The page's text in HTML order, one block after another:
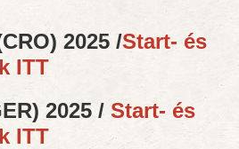
2025 /Start- és
ITT
2025 / Start- és
ITT